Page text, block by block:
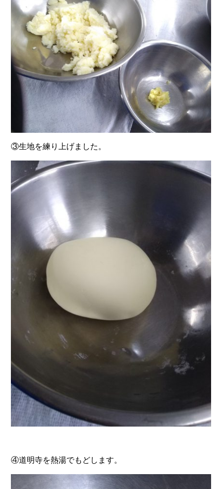
③生地を練り上げました。
④道明寺を熱湯でもどします。